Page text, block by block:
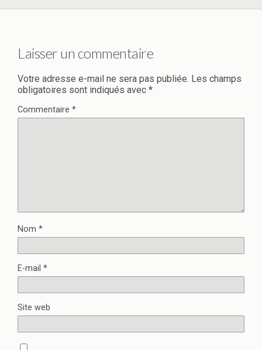
Laisser un commentaire
Votre adresse e-mail ne sera pas publiée. Les champs
obligatoires sont indiqués avec *
Commentaire *
Nom *
E-mail *
Site web